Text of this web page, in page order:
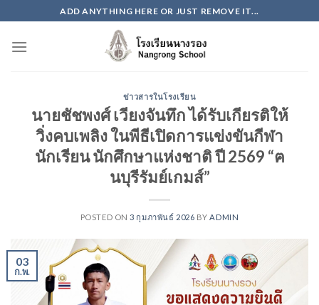
to
content
ADD ANYTHING HERE OR JUST REMOVE IT...
ข่าวสารในโรงเรียน
นายชัชพงศ์ เวียงจันทึก ได้รับเกียรติให้
วิ่งคบเพลิง ในพีธีเปิดการแข่งขันกีฬา
นักเรียน นักศึกษาแห่งชาติ ปี 2569 “ฅ
นบุรีรัมย์เกมส์”
POSTED ON3 กุมภาพันธ์ 2026 BY ADMIN
03
ก.พ.